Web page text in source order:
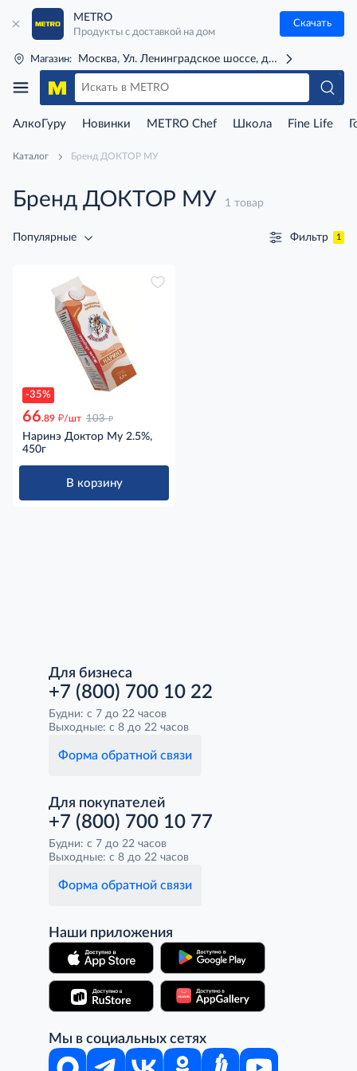
METRO
Продукты с доставкой на дом
Скачать
Магазин: Москва, Ул. Ленинградское шоссе, д. 71Г (м. Речной
АлкоГуру Новинки METRO Chef Школа Fine Life
Каталог Бренд ДОКТОР МУ
Бренд ДОКТОР МУ 1 товар
Популярные Фильтр 1
-35%
66.89 д/шт 103 д
Наринэ Доктор Му 2.5%,
450г
В корзину
Для бизнеса
+7 (800) 700 10 22
Будни: с 7 до 22 часов
Выходные: с 8 до 22 часов
Форма обратной связи
Для покупателей
+7 (800) 700 10 77
Будни: с 7 до 22 часов
Выходные: с 8 до 22 часов
Форма обратной связи
Наши приложения
Мы в социальных сетях